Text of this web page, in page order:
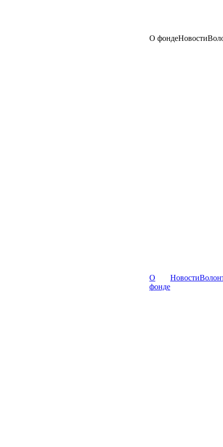
О фондеНовости
О
фонде
Новости